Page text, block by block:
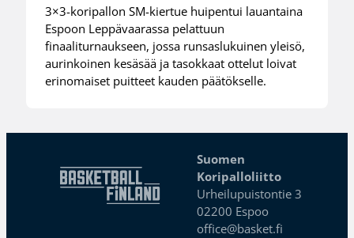
3×3-koripallon SM-kiertue huipentui lauantaina
Espoon Leppävaarassa pelattuun
finaaliturnaukseen, jossa runsaslukuinen yleisö,
aurinkoinen kesäsää ja tasokkaat ottelut loivat
erinomaiset puitteet kauden päätökselle.
Suomen
Koripalloliitto
Urheilupuistontie 3
02200 Espoo
office@basket.fi